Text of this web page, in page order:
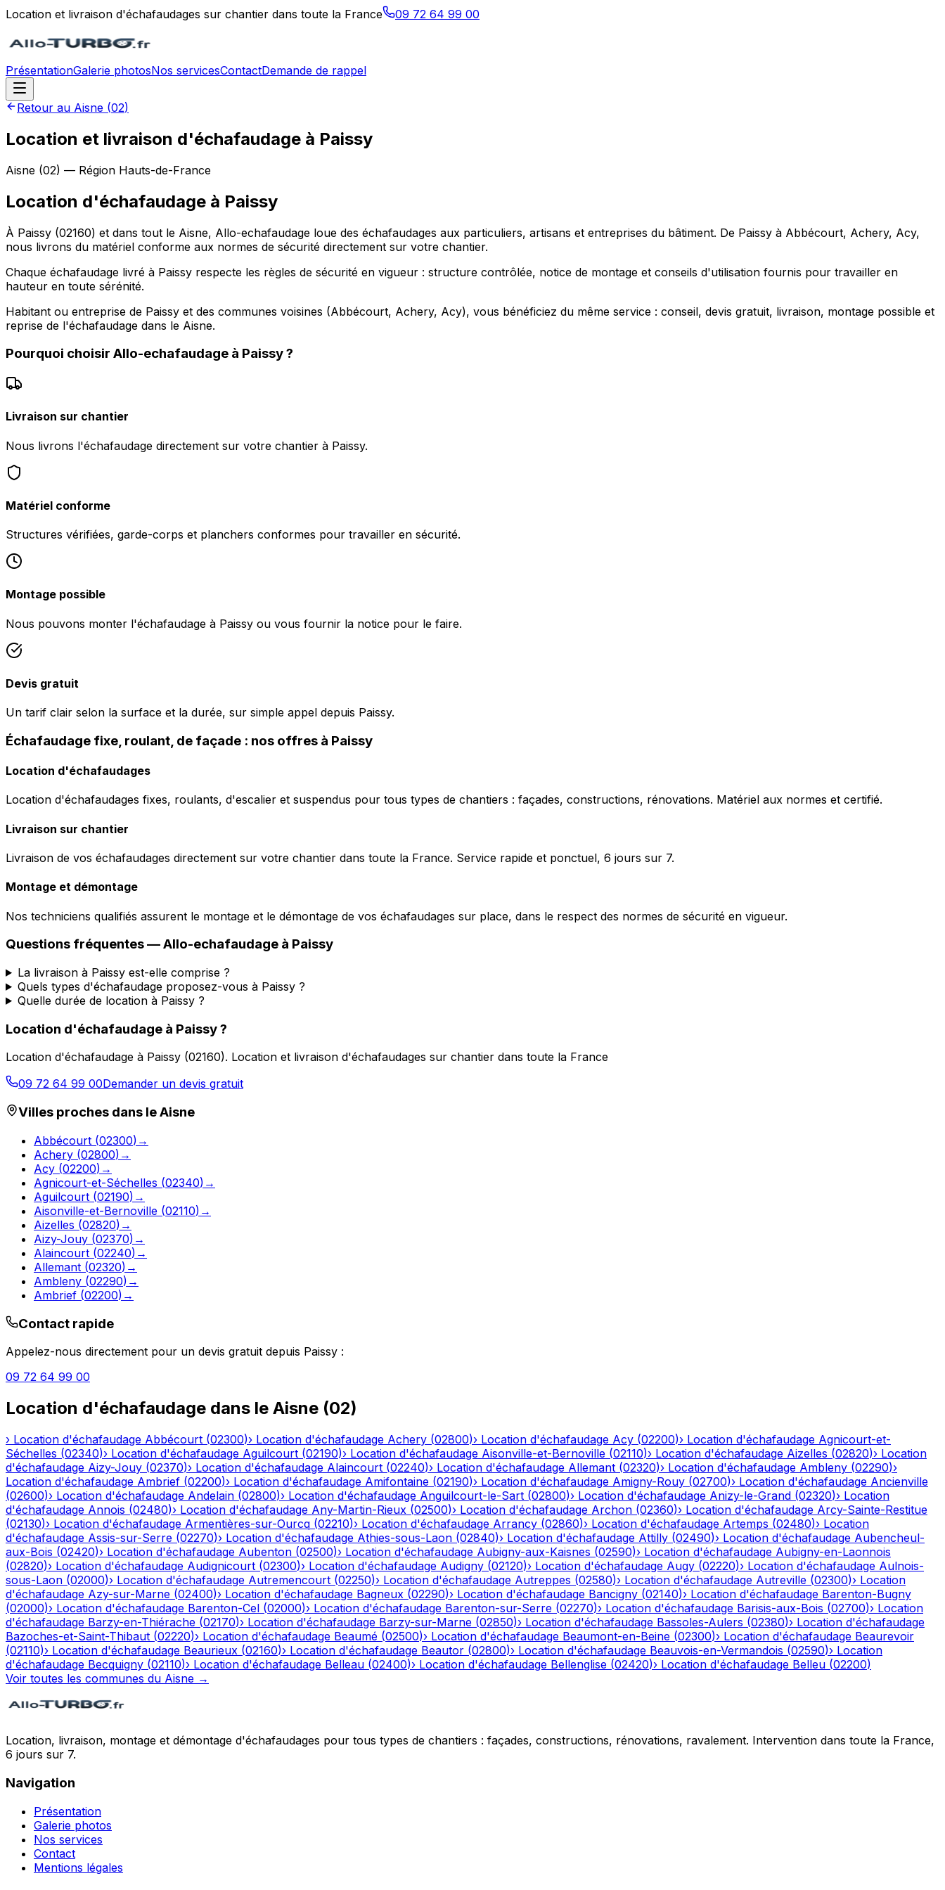
Location et livraison d'échafaudages sur chantier dans toute la France 09 72 64 99 00
PrésentationGalerie photosNos servicesContactDemande de rappel
Retour au Aisne (02)
Location et livraison d'échafaudage à Paissy
Aisne (02) — Région Hauts-de-France
Location d'échafaudage à Paissy
À Paissy (02160) et dans tout le Aisne, Allo-echafaudage loue des échafaudages aux particuliers, artisans et entreprises du bâtiment. De Paissy à Abbécourt, Achery, Acy,
nous livrons du matériel conforme aux normes de sécurité directement sur votre chantier.
Chaque échafaudage livré à Paissy respecte les règles de sécurité en vigueur : structure contrôlée, notice de montage et conseils d'utilisation fournis pour travailler en
hauteur en toute sérénité.
Habitant ou entreprise de Paissy et des communes voisines (Abbécourt, Achery, Acy), vous bénéficiez du même service : conseil, devis gratuit, livraison, montage possible et
reprise de l'échafaudage dans le Aisne.
Pourquoi choisir Allo-echafaudage à Paissy?
Livraison sur chantier
Nous livrons l'échafaudage directement sur votre chantier à Paissy.
Matériel conforme
Structures vérifiées, garde-corps et planchers conformes pour travailler en sécurité.
Montage possible
Nous pouvons monter l'échafaudage à Paissy ou vous fournir la notice pour le faire.
Devis gratuit
Un tarif clair selon la surface et la durée, sur simple appel depuis Paissy.
Échafaudage fixe, roulant, de façade : nos offres à Paissy
Location d'échafaudages
Location d'échafaudages fixes, roulants, d'escalier et suspendus pour tous types de chantiers : façades, constructions, rénovations. Matériel aux normes et certifié.
Livraison sur chantier
Livraison de vos échafaudages directement sur votre chantier dans toute la France. Service rapide et ponctuel, 6 jours sur 7.
Montage et démontage
Nos techniciens qualifiés assurent le montage et le démontage de vos échafaudages sur place, dans le respect des normes de sécurité en vigueur.
Questions fréquentes —Allo-echafaudage à Paissy
La livraison à Paissy est-elle comprise ?
Quels types d'échafaudage proposez-vous à Paissy ?
Quelle durée de location à Paissy ?
Location d'échafaudage à Paissy?
Location d'échafaudage à Paissy (02160). Location et livraison d'échafaudages sur chantier dans toute la France
09 72 64 99 00Demander un devis gratuit
Villes proches dans leAisne
Abbécourt (02300) →
Achery (02800) →
Acy (02200) →
Agnicourt-et-Séchelles (02340) →
Aguilcourt (02190) →
Aisonville-et-Bernoville (02110) →
Aizelles (02820) →
Aizy-Jouy (02370) →
Alaincourt (02240) →
Allemant (02320) →
Ambleny (02290) →
Ambrief (02200) →
Contact rapide
Appelez-nous directement pour un devis gratuit depuis Paissy :
09 72 64 99 00
Location d'échafaudage dans le Aisne (02)
› Location d'échafaudage Abbécourt (02300)› Location d'échafaudage Achery (02800)› Location d'échafaudage Acy (02200)› Location d'échafaudage Agnicourt-et-
Séchelles (02340)› Location d'échafaudage Aguilcourt (02190)› Location d'échafaudage Aisonville-et-Bernoville (02110)› Location d'échafaudage Aizelles (02820)› Location
d'échafaudage Aizy-Jouy (02370)› Location d'échafaudage Alaincourt (02240)› Location d'échafaudage Allemant (02320)› Location d'échafaudage Ambleny (02290)›
Location d'échafaudage Ambrief (02200)› Location d'échafaudage Amifontaine (02190)› Location d'échafaudage Amigny-Rouy (02700)› Location d'échafaudage Ancienville
(02600)› Location d'échafaudage Andelain (02800)› Location d'échafaudage Anguilcourt-le-Sart (02800)› Location d'échafaudage Anizy-le-Grand (02320)› Location
d'échafaudage Annois (02480)› Location d'échafaudage Any-Martin-Rieux (02500)› Location d'échafaudage Archon (02360)› Location d'échafaudage Arcy-Sainte-Restitue
(02130)› Location d'échafaudage Armentières-sur-Ourcq (02210)› Location d'échafaudage Arrancy (02860)› Location d'échafaudage Artemps (02480)› Location
d'échafaudage Assis-sur-Serre (02270)› Location d'échafaudage Athies-sous-Laon (02840)› Location d'échafaudage Attilly (02490)› Location d'échafaudage Aubencheul-
aux-Bois (02420)› Location d'échafaudage Aubenton (02500)› Location d'échafaudage Aubigny-aux-Kaisnes (02590)› Location d'échafaudage Aubigny-en-Laonnois
(02820)› Location d'échafaudage Audignicourt (02300)› Location d'échafaudage Audigny (02120)› Location d'échafaudage Augy (02220)› Location d'échafaudage Aulnois-
sous-Laon (02000)› Location d'échafaudage Autremencourt (02250)› Location d'échafaudage Autreppes (02580)› Location d'échafaudage Autreville (02300)› Location
d'échafaudage Azy-sur-Marne (02400)› Location d'échafaudage Bagneux (02290)› Location d'échafaudage Bancigny (02140)› Location d'échafaudage Barenton-Bugny
(02000)› Location d'échafaudage Barenton-Cel (02000)› Location d'échafaudage Barenton-sur-Serre (02270)› Location d'échafaudage Barisis-aux-Bois (02700)› Location
d'échafaudage Barzy-en-Thiérache (02170)› Location d'échafaudage Barzy-sur-Marne (02850)› Location d'échafaudage Bassoles-Aulers (02380)› Location d'échafaudage
Bazoches-et-Saint-Thibaut (02220)› Location d'échafaudage Beaumé (02500)› Location d'échafaudage Beaumont-en-Beine (02300)› Location d'échafaudage Beaurevoir
(02110)› Location d'échafaudage Beaurieux (02160)› Location d'échafaudage Beautor (02800)› Location d'échafaudage Beauvois-en-Vermandois (02590)› Location
d'échafaudage Becquigny (02110)› Location d'échafaudage Belleau (02400)› Location d'échafaudage Bellenglise (02420)› Location d'échafaudage Belleu (02200)
Voir toutes les communes du Aisne →
Location, livraison, montage et démontage d'échafaudages pour tous types de chantiers : façades, constructions, rénovations, ravalement. Intervention dans toute la France,
6 jours sur 7.
Navigation
Présentation
Galerie photos
Nos services
Contact
Mentions légales